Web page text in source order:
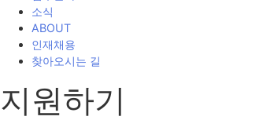
소식
ABOUT
인재채용
찾아오시는 길
지원하기